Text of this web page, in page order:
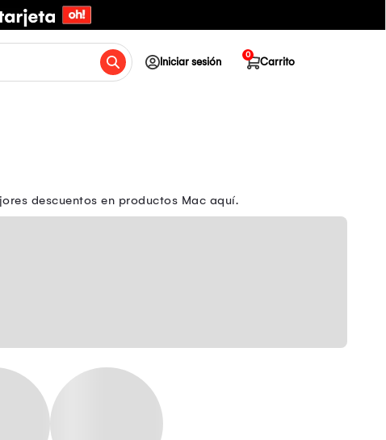
Iniciar sesión Carrito
0
descuentos en productos Mac aquí.